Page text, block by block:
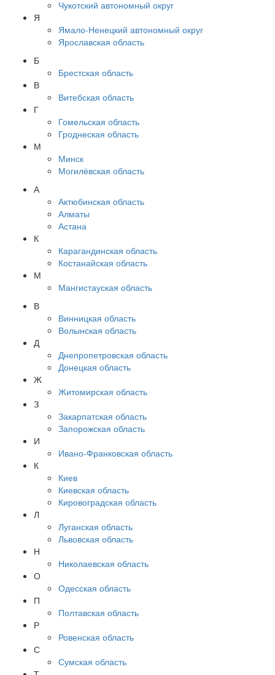
Чукотский автономный округ
Я
Ямало-Ненецкий автономный округ
Ярославская область
Б
Брестская область
В
Витебская область
Г
Гомельская область
Гроднеская область
М
Минск
Могилёвская область
А
Актюбинская область
Алматы
Астана
К
Карагандинская область
Костанайская область
М
Мангистауская область
В
Винницкая область
Волынская область
Д
Днепропетровская область
Донецкая область
Ж
Житомирская область
З
Закарпатская область
Запорожская область
И
Ивано-Франковская область
К
Киев
Киевская область
Кировоградская область
Л
Луганская область
Львовская область
Н
Николаевская область
О
Одесская область
П
Полтавская область
Р
Ровенская область
С
Сумская область